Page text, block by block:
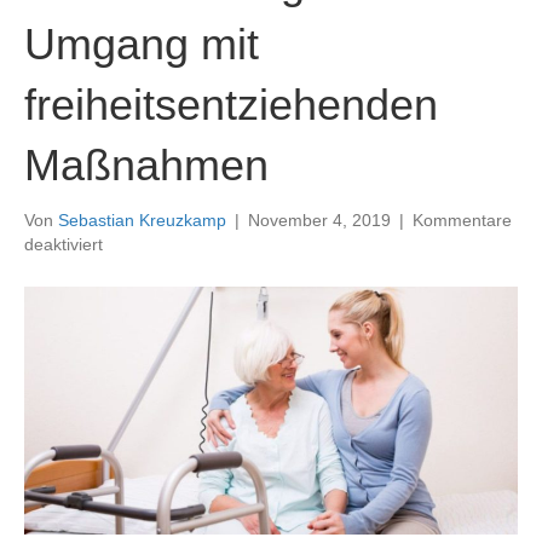
Umgang mit
freiheitsentziehenden
Maßnahmen
Von Sebastian Kreuzkamp | November 4, 2019 | Kommentare
deaktiviertfür
Verantwortungsvoller
Umgang
freiheitsentziehenden
Maßnahmen